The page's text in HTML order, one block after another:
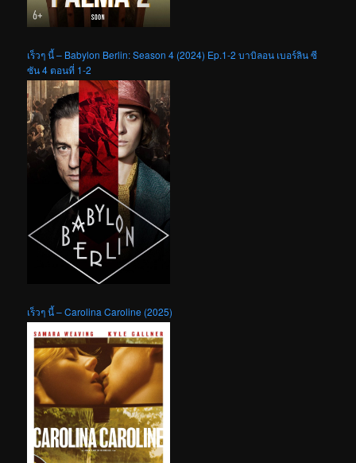
เร็วๆ นี้ – Babylon Berlin: Season 4 (2024) Ep.1-2 บาบิลอน เบอร์ลิน ซี
ซัน 4 ตอนที่ 1-2
เร็วๆ นี้ – Carolina Caroline (2025)